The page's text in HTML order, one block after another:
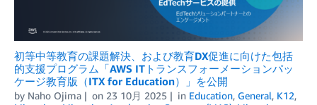
初等中等教育の課題解決、および教育DX促進に向けた包括
的支援プログラム「AWS ITトランスフォーメーションパッ
ケージ教育版（ITX for Education）」を公開
by Naho Ojima on 23 10月 2025 in Education, General, K12,